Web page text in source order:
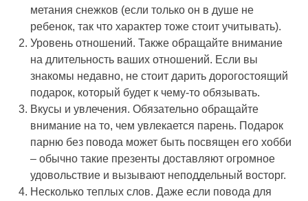
метания снежков (если только он в душе не
ребенок, так что характер тоже стоит учитывать).
Уровень отношений. Также обращайте внимание
на длительность ваших отношений. Если вы
знакомы недавно, не стоит дарить дорогостоящий
подарок, который будет к чему-то обязывать.
Вкусы и увлечения. Обязательно обращайте
внимание на то, чем увлекается парень. Подарок
парню без повода может быть посвящен его хобби
– обычно такие презенты доставляют огромное
удовольствие и вызывают неподдельный восторг.
Несколько теплых слов. Даже если повода для